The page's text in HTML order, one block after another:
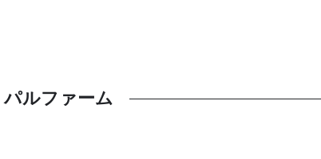
パルファーム